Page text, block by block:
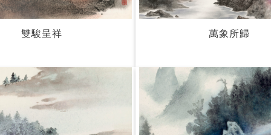
雙駿呈祥 萬象所歸